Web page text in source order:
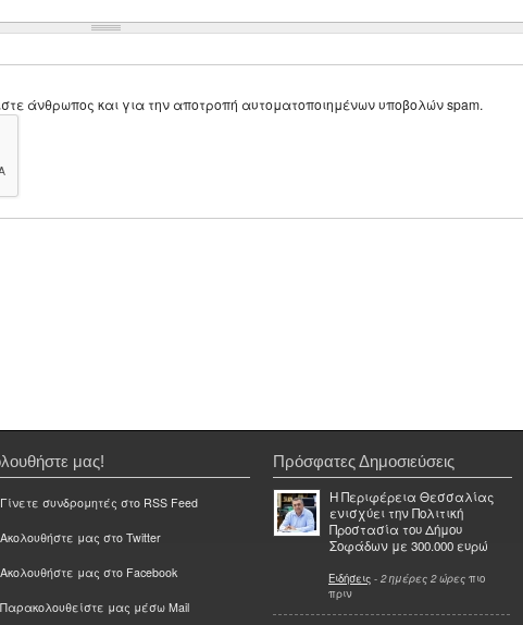
άνθρωπος και για την αποτροπή αυτοματοποιημένων υποβολών spam.
μας!
Γίνετε συνδρομητές στο RSS Feed
Ακολουθήστε μας στο Twitter
Ακολουθήστε μας στο Facebook
Παρακολουθείστε μας μέσω Mail
Πρόσφατες Δημοσιεύσεις
Η Περιφέρεια Θεσσαλίας
ενισχύει την Πολιτική
Προστασία του Δήμου
Σοφάδων με 300.000 ευρώ
Ειδήσεις - 2 ημέρες 2 ώρες πιο
πριν